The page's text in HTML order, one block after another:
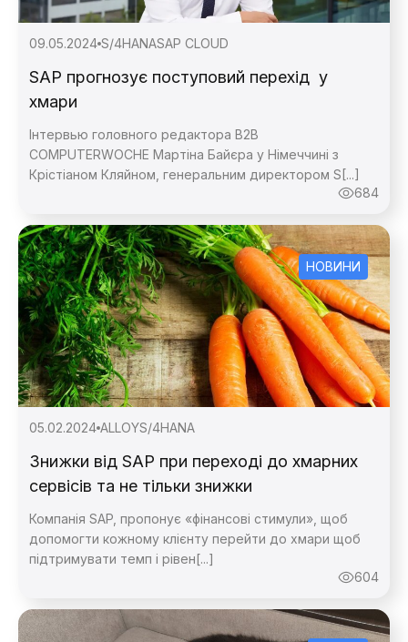
09.05.2024 S/4HANASAP CLOUD
SAP прогнозує поступовий перехід у
хмари
Інтервью головного редактора B2B
COMPUTERWOCHE Мартіна Байєра у Німеччині з
Крістіаном Кляйном, генеральним директором S[...]
684
НОВИНИ
05.02.2024 ALLOYS/4HANA
Знижки від SAP при переході до хмарних
сервісів та не тільки знижки
Компанія SAP, пропонує «фінансові стимули», щоб
допомогти кожному клієнту перейти до хмари щоб
підтримувати темп і рівен[...]
604